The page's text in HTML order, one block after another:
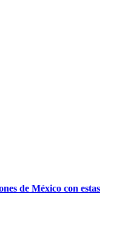
de México con estas